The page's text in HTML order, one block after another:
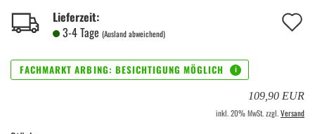
Lieferzeit:
3-4 Tage (Ausland abweichend)
109,90 EUR
inkl. 20% MwSt. zzgl.Versand